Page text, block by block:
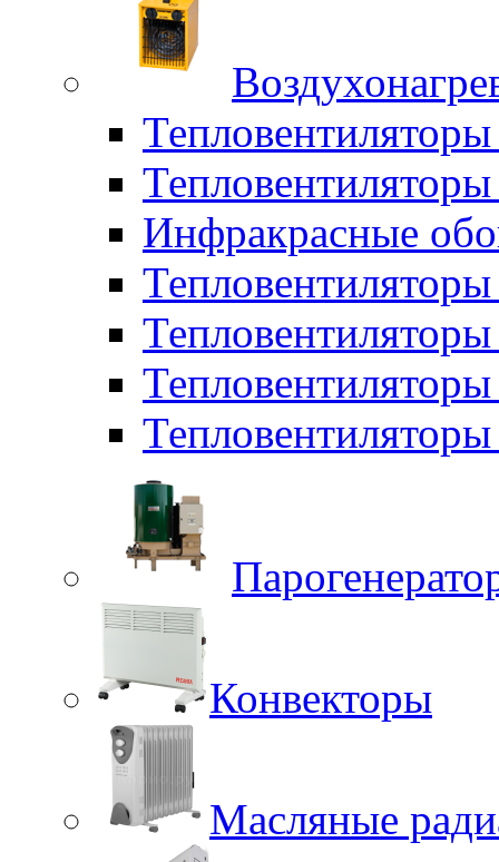
Тепловентиляторы
Инфракрасные
Конвекторы
Масляные